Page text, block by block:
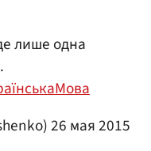
лише одна
26 мая 2015